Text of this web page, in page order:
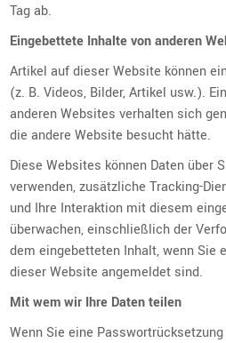
Tag ab.
Eingebettete Inhalte von anderen
Artikel auf dieser Website können
(z. B. Videos, Bilder, Artikel usw.).
anderen Websites verhalten sich
die andere Website besucht hätte.
Diese Websites können Daten über
verwenden, zusätzliche Tracking-
und Ihre Interaktion mit diesem
überwachen, einschließlich der
dem eingebetteten Inhalt, wenn Sie
dieser Website angemeldet sind.
Mit wem wir Ihre Daten teilen
Wenn Sie eine